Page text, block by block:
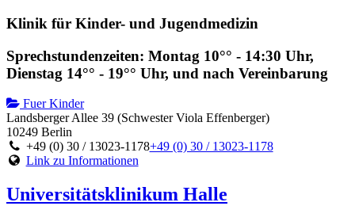
Klinik für Kinder- und Jugendmedizin
Sprechstundenzeiten: Montag 10°° - 14:30 Uhr,
Dienstag 14°° - 19°° Uhr, und nach Vereinbarung
Fuer Kinder
Landsberger Allee 39 (Schwester Viola Effenberger)
10249 Berlin
+49 (0) 30 / 13023-1178+49 (0) 30 / 13023-1178
Link zu Informationen
Universitätsklinikum Halle